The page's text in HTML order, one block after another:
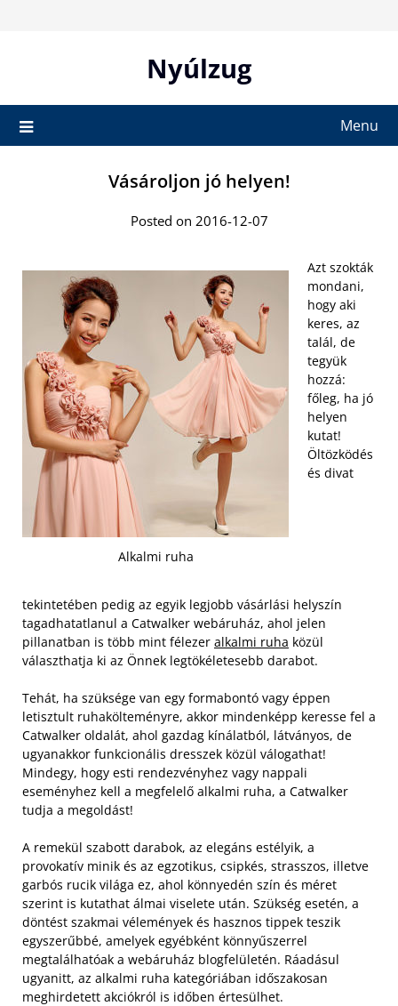
Nyúlzug
Menu
Vásároljon jó helyen!
Posted on 2016-12-07
Alkalmi ruha
Azt szokták
mondani,
hogy aki
keres, az
talál, de
tegyük
hozzá:
főleg, ha jó
helyen
kutat!
Öltözködés
és divat
tekintetében pedig az egyik legjobb vásárlási helyszín
tagadhatatlanul a Catwalker webáruház, ahol jelen
pillanatban is több mint félezer alkalmi ruha közül
választhatja ki az Önnek legtökéletesebb darabot.
Tehát, ha szüksége van egy formabontó vagy éppen
letisztult ruhakölteményre, akkor mindenképp keresse fel a
Catwalker oldalát, ahol gazdag kínálatból, látványos, de
ugyanakkor funkcionális dresszek közül válogathat!
Mindegy, hogy esti rendezvényhez vagy nappali
eseményhez kell a megfelelő alkalmi ruha, a Catwalker
tudja a megoldást!
A remekül szabott darabok, az elegáns estélyik, a
provokatív minik és az egzotikus, csipkés, strasszos, illetve
garbós rucik világa ez, ahol könnyedén szín és méret
szerint is kutathat álmai viselete után. Szükség esetén, a
döntést szakmai vélemények és hasznos tippek teszik
egyszerűbbé, amelyek egyébként könnyűszerrel
megtalálhatóak a webáruház blogfelületén. Ráadásul
ugyanitt, az alkalmi ruha kategóriában időszakosan
meghirdetett akciókról is időben értesülhet.